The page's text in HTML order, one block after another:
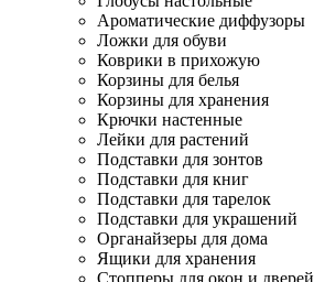
Ароматические диффузоры
Ложки для обуви
Коврики в прихожую
Корзины для белья
Корзины для хранения
Крючки настенные
Лейки для растений
Подставки для зонтов
Подставки для книг
Подставки для тарелок
Подставки для украшений
Органайзеры для дома
Ящики для хранения
Стопперы для окон и дверей